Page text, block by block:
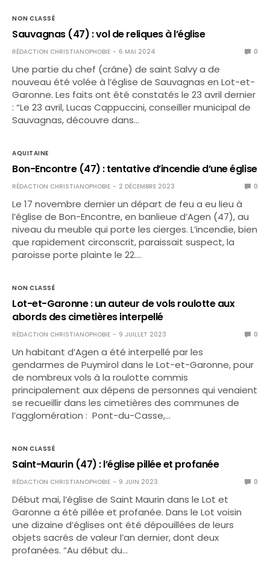
NON CLASSÉ
Sauvagnas (47) : vol de reliques à l’église
RÉDACTION CHRISTIANOPHOBIE 6 MAI 2024 0
Une partie du chef (crâne) de saint Salvy a de
nouveau été volée à l’église de Sauvagnas en Lot-et-
Garonne. Les faits ont été constatés le 23 avril dernier
: “Le 23 avril, Lucas Cappuccini, conseiller municipal de
Sauvagnas, découvre dans…
AQUITAINE
Bon-Encontre (47) : tentative d’incendie d’une église
RÉDACTION CHRISTIANOPHOBIE 2 DÉCEMBRE 2023 0
Le 17 novembre dernier un départ de feu a eu lieu à
l’église de Bon-Encontre, en banlieue d’Agen (47), au
niveau du meuble qui porte les cierges. L’incendie, bien
que rapidement circonscrit, paraissait suspect, la
paroisse porte plainte le 22.…
NON CLASSÉ
Lot-et-Garonne : un auteur de vols roulotte aux
abords des cimetières interpellé
RÉDACTION CHRISTIANOPHOBIE 9 JUILLET 2023 0
Un habitant d’Agen a été interpellé par les
gendarmes de Puymirol dans le Lot-et-Garonne, pour
de nombreux vols à la roulotte commis
principalement aux dépens de personnes qui venaient
se recueillir dans les cimetières des communes de
l’agglomération : Pont-du-Casse,…
NON CLASSÉ
Saint-Maurin (47) : l’église pillée et profanée
RÉDACTION CHRISTIANOPHOBIE 9 JUIN 2023 0
Début mai, l’église de Saint Maurin dans le Lot et
Garonne a été pillée et profanée. Dans le Lot voisin
une dizaine d’églises ont été dépouillées de leurs
objets sacrés de valeur l’an dernier, dont deux
profanées. “Au début du…